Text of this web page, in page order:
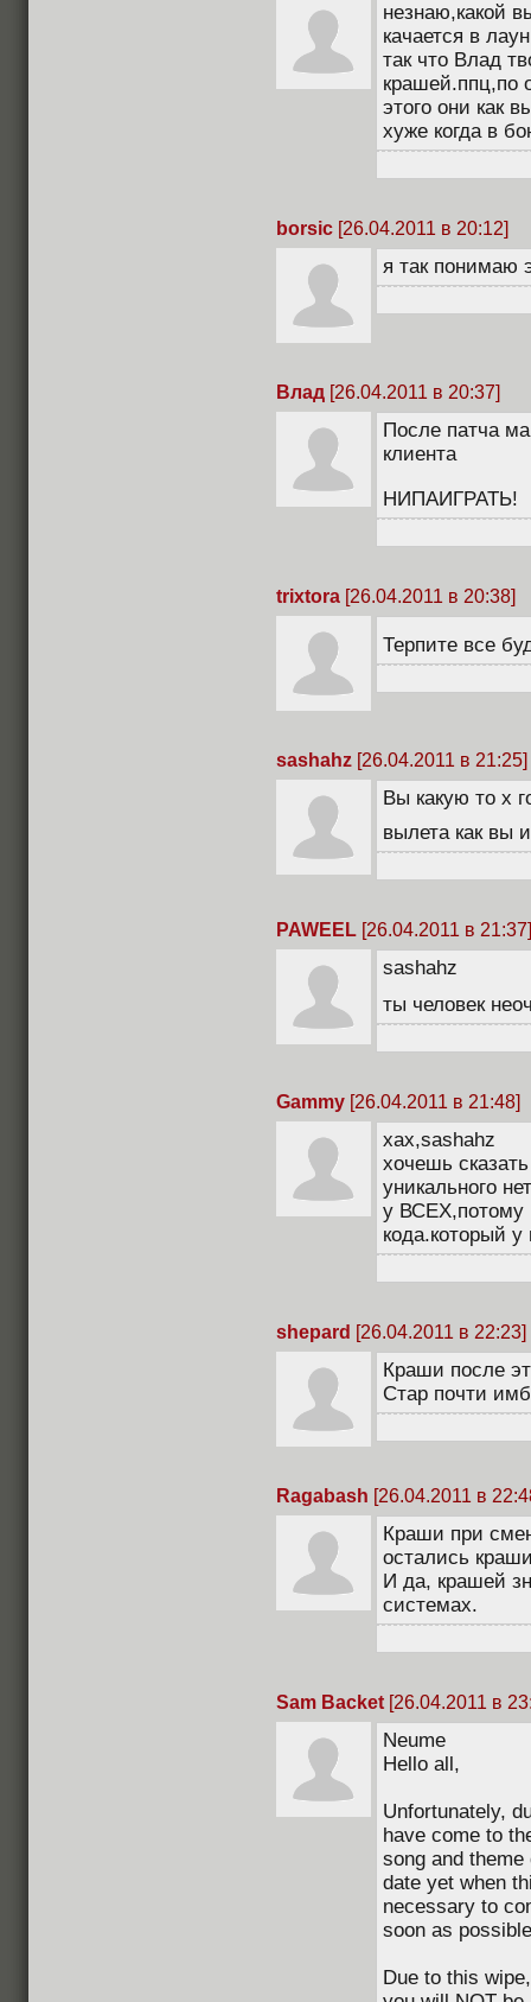
незнаю,какой
качается в
так что Влад
крашей.ппц,по
этого они как
хуже когда в
borsic [26.04.2011 в 20:12]
я так понимаю
Влад [26.04.2011 в 20:37]
После патча
клиента
НИПАИГРАТЬ!
trixtora [26.04.2011 в 20:38]
Терпите все
sashahz [26.04.2011 в 21:25]
Вы какую то х
вылета как вы
PAWEEL [26.04.2011 в 21:37]
sashahz
ты человек
Gammy [26.04.2011 в 21:48]
хах,sashahz
хочешь
уникального
у ВСЕХ,потому
кода.который
shepard [26.04.2011 в 22:23]
Краши после
Стар почти
Ragabash [26.04.2011 в
Краши при
остались
И да, крашей
системах.
Sam Backet [26.04.2011 в
Neume
Hello all,
Unfortunately,
have come to
song and
date yet when
necessary to
soon as
Due to this